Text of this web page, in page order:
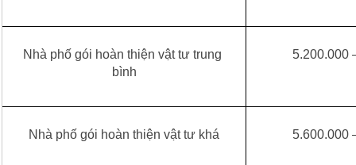
Nhà phố gói hoàn thiện vật tư trung
bình
5.200.000
Nhà phố gói hoàn thiện vật tư khá 5.600.000